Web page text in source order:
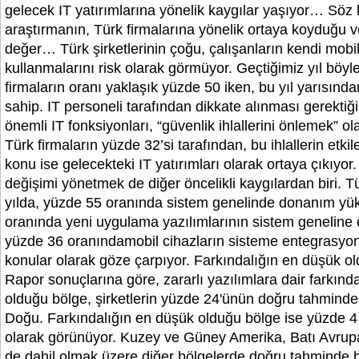
gelecek IT yatırımlarına yönelik kaygılar yaşıyor… Söz
araştırmanın, Türk firmalarına yönelik ortaya koyduğu
değer… Türk şirketlerinin çoğu, çalışanların kendi mobil
kullanmalarını risk olarak görmüyor. Geçtiğimiz yıl
firmaların oranı yaklaşık yüzde 50 iken, bu yıl
sahip. IT personeli tarafından dikkate alınması
önemli IT fonksiyonları, “güvenlik ihlallerini önlemek”
Türk firmaların yüzde 32’si tarafından, bu ihlallerin
konu ise gelecekteki IT yatırımları olarak ortaya
değişimi yönetmek de diğer öncelikli kaygılardan biri.
yılda, yüzde 55 oranında sistem genelinde donanım
oranında yeni uygulama yazılımlarının sistem
yüzde 36 oranındamobil cihazların sisteme
konular olarak göze çarpıyor. Farkındalığın en düşük
Rapor sonuçlarına göre, zararlı yazılımlara dair
olduğu bölge, şirketlerin yüzde 24'ünün doğru
Doğu. Farkındalığın en düşük olduğu bölge ise yüzde
olarak görünüyor. Kuzey ve Güney Amerika, Batı